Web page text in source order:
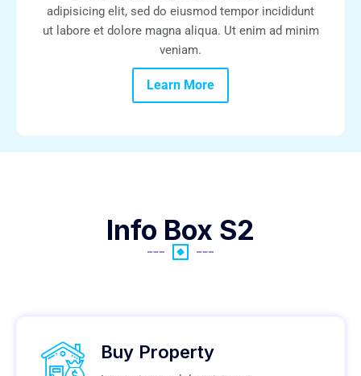
adipisicing elit, sed do eiusmod tempor incididunt
ut labore et dolore magna aliqua. Ut enim ad minim
veniam.
Learn More
Info Box S2
Buy Property